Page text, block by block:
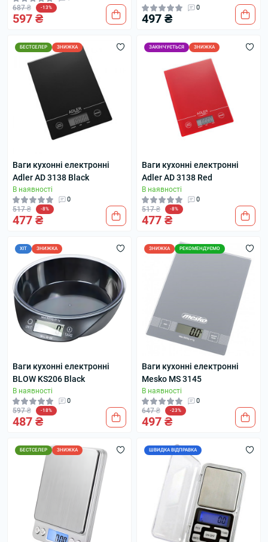
687 ₴ -13%
597 ₴
0
497 ₴
БЕСТСЕЛЕР ЗНИЖКА
Ваги кухонні електронні
Adler AD 3138 Black
В наявності
0
517 ₴ -8%
477 ₴
ЗАКІНЧУЄТЬСЯ ЗНИЖКА
Ваги кухонні електронні
Adler AD 3138 Red
В наявності
0
517 ₴ -8%
477 ₴
ХІТ ЗНИЖКА
Ваги кухонні електронні
BLOW KS206 Black
В наявності
0
597 ₴ -18%
487 ₴
ЗНИЖКА РЕКОМЕНДУЄМО
Ваги кухонні електронні
Mesko MS 3145
В наявності
0
647 ₴ -23%
497 ₴
БЕСТСЕЛЕР ЗНИЖКА ШВИДКА ВІДПРАВКА